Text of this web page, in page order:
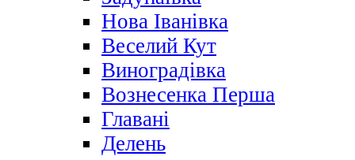
Нова Іванівка
Веселий Кут
Виноградівка
Вознесенка Перша
Главані
Делень